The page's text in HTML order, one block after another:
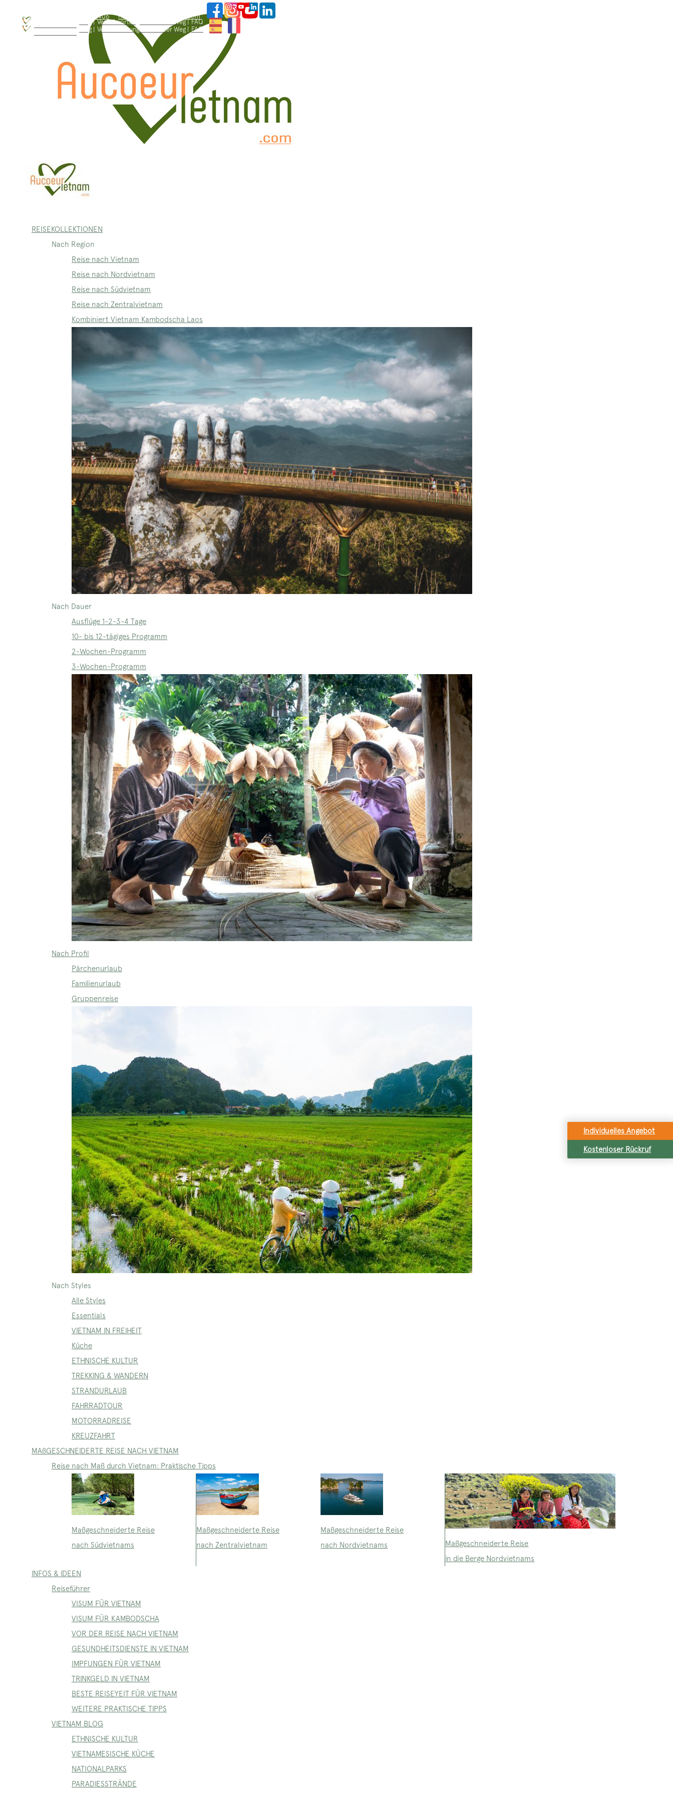
WhatsApp: +84.909.426.406 hallo@aucoeurvietnam.com
Blog | Verantwortungsbewusster Weg | FAQ
REISEKOLLEKTIONEN
Nach Region
Reise nach Vietnam
Reise nach Nordvietnam
Reise nach Südvietnam
Reise nach Zentralvietnam
Kombiniert Vietnam Kambodscha Laos
Nach Dauer
Ausflüge 1-2-3-4 Tage
10- bis 12-tägiges Programm
2-Wochen-Programm
3-Wochen-Programm
Nach Profil
Pärchenurlaub
Familienurlaub
Gruppenreise
Nach Styles
Alle Styles
Essentials
VIETNAM IN FREIHEIT
Küche
ETHNISCHE KULTUR
TREKKING & WANDERN
STRANDURLAUB
FAHRRADTOUR
MOTORRADREISE
KREUZFAHRT
MAßGESCHNEIDERTE REISE NACH VIETNAM
Reise nach Maß durch Vietnam: Praktische Tipps
Maßgeschneiderte Reise
nach Südvietnams
Maßgeschneiderte Reise
nach Zentralvietnam
Maßgeschneiderte Reise
nach Nordvietnams
Maßgeschneiderte Reise
in die Berge Nordvietnams
INFOS & IDEEN
Reiseführer
VISUM FÜR VIETNAM
VISUM FÜR KAMBODSCHA
VOR DER REISE NACH VIETNAM
GESUNDHEITSDIENSTE IN VIETNAM
IMPFUNGEN FÜR VIETNAM
TRINKGELD IN VIETNAM
BESTE REISEYEIT FÜR VIETNAM
WEITERE PRAKTISCHE TIPPS
VIETNAM BLOG
ETHNISCHE KULTUR
VIETNAMESISCHE KÜCHE
NATIONALPARKS
PARADIESSTRÄNDE
Blog | Verantwortungsbewusster Weg | FAQ
Individuelles Angebot
Kostenloser Rückruf